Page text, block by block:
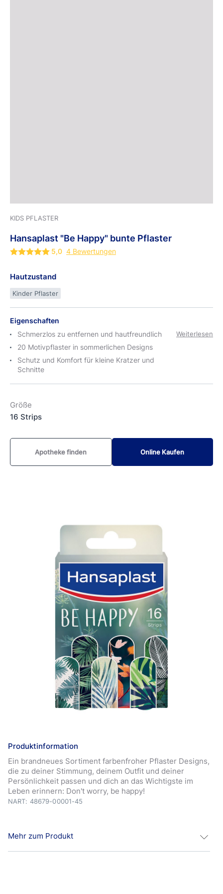
KIDS PFLASTER
Hansaplast "Be Happy" bunte Pflaster
5,0 4 Bewertungen
Hautzustand
Kinder Pflaster
Eigenschaften
Schmerzlos zu entfernen und hautfreundlich
20 Motivpflaster in sommerlichen Designs
Schutz und Komfort für kleine Kratzer und
Schnitte
Weiterlesen
Größe
16 Strips
Apotheke finden Online Kaufen
Produktinformation
Ein brandneues Sortiment farbenfroher Pflaster Designs,
die zu deiner Stimmung, deinem Outfit und deiner
Persönlichkeit passen und dich an das Wichtigste im
Leben erinnern: Don't worry, be happy!
NART: 48679-00001-45
Mehr zum Produkt